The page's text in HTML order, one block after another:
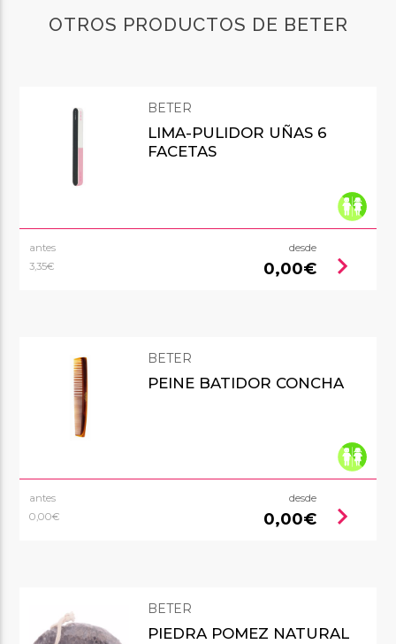
OTROS PRODUCTOS DE BETER
BETER
LIMA-PULIDOR UÑAS 6
FACETAS
antes
3,35€
desde
0,00€ chevron_right
BETER
PEINE BATIDOR CONCHA
antes
0,00€
desde
0,00€ chevron_right
BETER
PIEDRA POMEZ NATURAL